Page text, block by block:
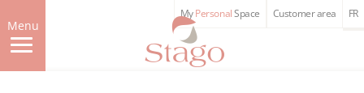
to
main
content
Menu
MyPersonalSpace Customer area FR